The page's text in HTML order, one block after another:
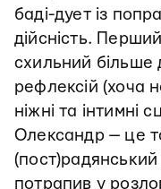
баді-дует із
дійсність.
схильний більше
рефлексій (хоча
ніжні та інтимні
Олександр — це
(пост)радянський
потрапив у